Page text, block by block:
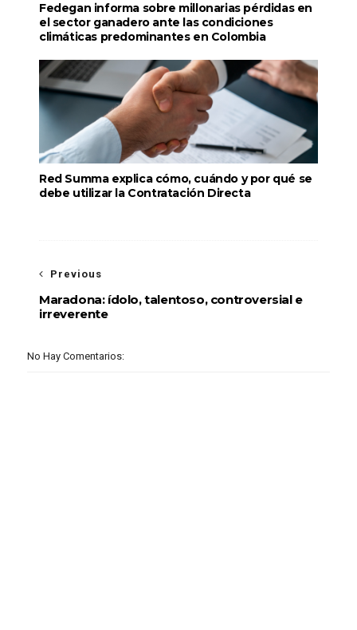
Fedegan informa sobre millonarias pérdidas en
el sector ganadero ante las condiciones
climáticas predominantes en Colombia
Red Summa explica cómo, cuándo y por qué se
debe utilizar la Contratación Directa
Previous
Maradona: ídolo, talentoso, controversial e
irreverente
No Hay Comentarios: